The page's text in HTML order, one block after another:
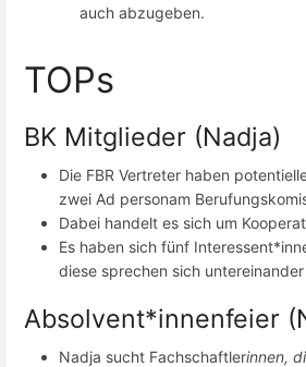
auch abzugeben.
TOPs
BK Mitglieder (Nadja)
Die FBR Vertreter haben
zwei Ad personam
Dabei handelt es sich um
Es haben sich fünf
diese sprechen sich
Absolvent*innenfeier
Nadja sucht Fachschaftlerinnen,